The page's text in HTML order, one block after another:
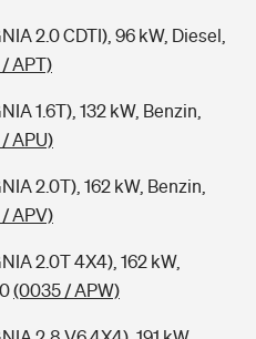
2.0 CDTI), 96 kW, Diesel,
APT)
1.6T), 132 kW, Benzin,
APU)
2.0T), 162 kW, Benzin,
APV)
2.0T 4X4), 162 kW,
(0035 / APW)